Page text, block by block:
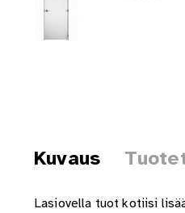
Kuvaus
Lasiovella tuot kotiisi